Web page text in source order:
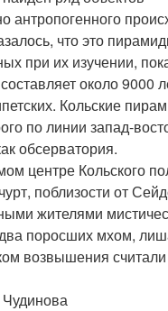
антропогенного
что это
при их изучении,
около 9000
Кольские
по линии запад-
обсерватория.
центре Кольского
поблизости от
жителями
поросших мхом,
возвышения